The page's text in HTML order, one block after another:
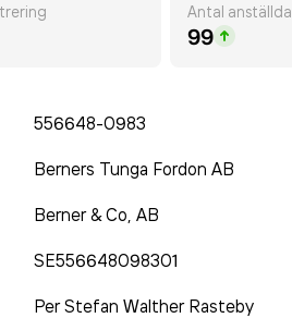
Antal anställda
99
556648-0983
Berners Tunga Fordon AB
Berner & Co, AB
SE556648098301
Per Stefan Walther Rasteby